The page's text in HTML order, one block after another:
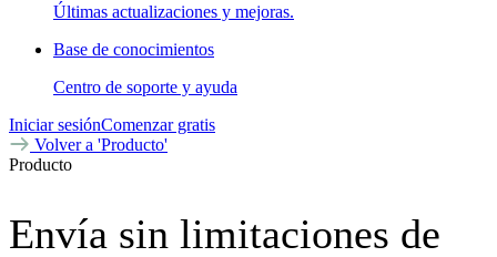
Últimas actualizaciones y mejoras.
Base de conocimientos
Centro de soporte y ayuda
Iniciar sesiónComenzar gratis
Volver a 'Producto'
Producto
Envía sin limitaciones de